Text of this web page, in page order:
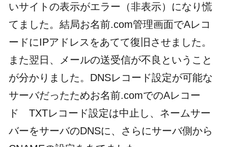
いサイトの表示がエラー（非表示）になり慌
てました。結局お名前.com管理画面でAレコ
ードにIPアドレスをあてて復旧させました。
また翌日、メールの送受信が不良ということ
が分かりました。DNSレコード設定が可能な
サーバだったためお名前.comでのAレコー
ド TXTレコード設定は中止し、ネームサー
バーをサーバのDNSに、さらにサーバ側から